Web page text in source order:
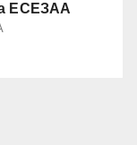
ЕСЕЗАА